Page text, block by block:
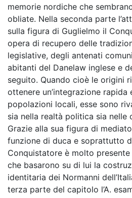
memorie nordiche che
obliate. Nella seconda parte
sulla figura di Guglielmo il
opera di recupero delle
legislative, degli antenati
abitanti del Danelaw inglese e
seguito. Quando cioè le origini
ottenere un’integrazione rapida
popolazioni locali, esse sono
sia nella realtà politica sia nelle
Grazie alla sua figura di
funzione di duca e soprattutto
Conquistatore è molto
che basarono su di lui la
identitaria dei Normanni
terza parte del capitolo l’A.